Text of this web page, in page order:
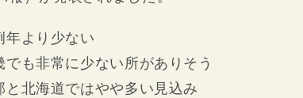
年より少ない
も非常に少ない所がありそう
と北海道ではやや多い見込み